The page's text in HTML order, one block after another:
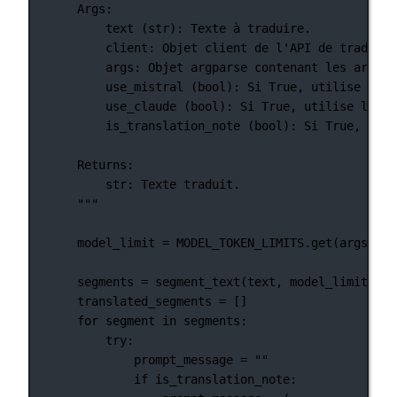
Args:
text (str): Texte à traduire.
client: Objet client de l'API de
args: Objet argparse contenant les
use_mistral (bool): Si True, utilise
use_claude (bool): Si True, utilise
is_translation_note (bool): Si True, le
Returns:
str: Texte traduit.
"""
model_limit = MODEL_TOKEN_LIMITS
segments = segment_text(text, model_limit)
translated_segments = []
for segment in segments:
try:
prompt_message =
""
if is_translation_note: